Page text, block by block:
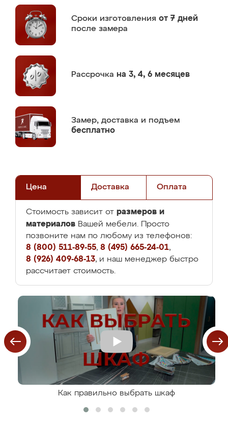
Сроки изготовления от 7 дней
после замера
Рассрочка на 3, 4, 6 месяцев
Замер, доставка и подъем
бесплатно
Цена Доставка Оплата
Стоимость зависит от размеров и
материалов Вашей мебели. Просто
позвоните нам по любому из телефонов:
8 (800) 511-89-55, 8 (495) 665-24-01,
8 (926) 409-68-13, и наш менеджер быстро
рассчитает стоимость.
Как правильно выбрать шкаф